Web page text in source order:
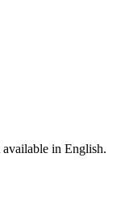
in English.